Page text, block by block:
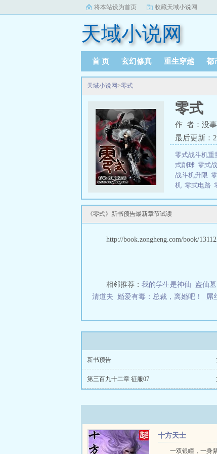
将本站设为首页 收藏天域小说网
天域小说网
首 页 玄幻修真 重生穿越 都
天域小说网>零式
零式
作 者：没
最后更新：
零式战斗机重
式削球 零式
战斗机升限
机 零式电路
君零式战斗
炼零式战斗
脂肪什么意思
《零式》新书预告最新章节试读
http://book.zongheng.com/book/
相邻推荐： 我的学生是神仙 盗仙墓
清道夫 婚爱有毒：总裁，离婚吧！ 屌
新书预告
第三百九十二章 征服07
十方天士
一双银瞳，一身